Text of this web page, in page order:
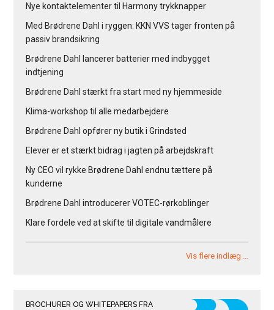
Nye kontaktelementer til Harmony trykknapper
Med Brødrene Dahl i ryggen: KKN VVS tager fronten på
passiv brandsikring
Brødrene Dahl lancerer batterier med indbygget
indtjening
Brødrene Dahl stærkt fra start med ny hjemmeside
Klima-workshop til alle medarbejdere
Brødrene Dahl opfører ny butik i Grindsted
Elever er et stærkt bidrag i jagten på arbejdskraft
Ny CEO vil rykke Brødrene Dahl endnu tættere på
kunderne
Brødrene Dahl introducerer VOTEC-rørkoblinger
Klare fordele ved at skifte til digitale vandmålere
Vis flere indlæg …
BROCHURER OG WHITEPAPERS FRA